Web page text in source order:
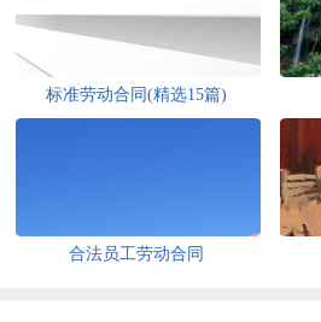
标准劳动合同(精选15篇)
合法员工劳动合同